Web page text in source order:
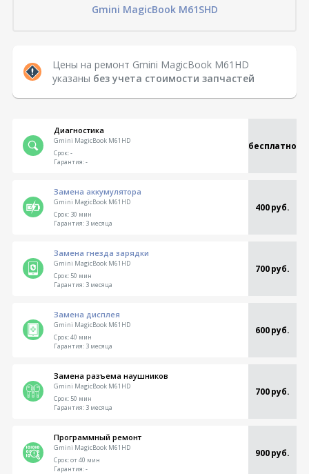
Gmini MagicBook M61SHD
Цены на ремонт Gmini MagicBook M61HD
указаны без учета стоимости запчастей
Диагностика
Gmini MagicBook M61HD бесплатно
Срок:-
Гарантия:-
Замена аккумулятора
Gmini MagicBook M61HD 400 руб.
Срок:30 мин
Гарантия:3 месяца
Замена гнезда зарядки
Gmini MagicBook M61HD 700 руб.
Срок:50 мин
Гарантия:3 месяца
Замена дисплея
Gmini MagicBook M61HD 600 руб.
Срок:40 мин
Гарантия:3 месяца
Замена разъема наушников
Gmini MagicBook M61HD 700 руб.
Срок:50 мин
Гарантия:3 месяца
Программный ремонт
Gmini MagicBook M61HD 900 руб.
Срок:от 40 мин
Гарантия:-